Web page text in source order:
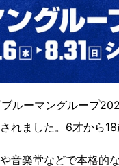
ルーマングループ
れました。6才から
音楽堂などで本格的